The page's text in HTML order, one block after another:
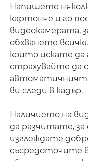
Напишете
картонче и го
видеокамерата,
обхванете
които искате да
страхувайте да
автоматичният
ви следи в кадър.
Наличието на
да разчитате, за
изглеждате
съсредоточите